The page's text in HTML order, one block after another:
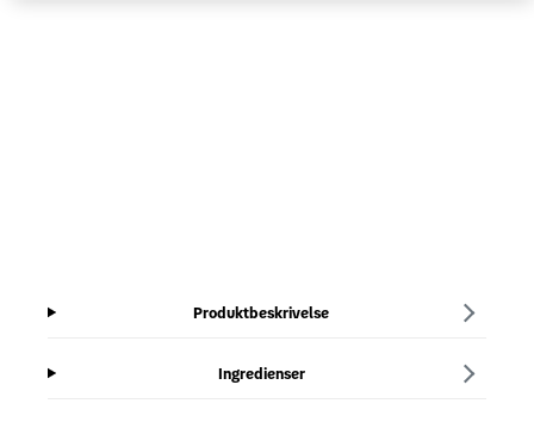
Produktbeskrivelse
Ingredienser